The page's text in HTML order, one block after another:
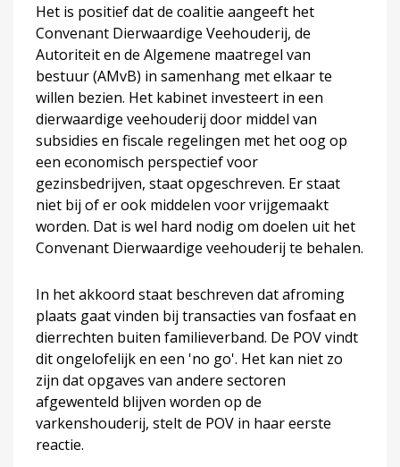
Het is positief dat de coalitie aangeeft het
Convenant Dierwaardige Veehouderij, de
Autoriteit en de Algemene maatregel van
bestuur (AMvB) in samenhang met elkaar te
willen bezien. Het kabinet investeert in een
dierwaardige veehouderij door middel van
subsidies en fiscale regelingen met het oog op
een economisch perspectief voor
gezinsbedrijven, staat opgeschreven. Er staat
niet bij of er ook middelen voor vrijgemaakt
worden. Dat is wel hard nodig om doelen uit het
Convenant Dierwaardige veehouderij te behalen.
In het akkoord staat beschreven dat afroming
plaats gaat vinden bij transacties van fosfaat en
dierrechten buiten familieverband. De POV vindt
dit ongelofelijk en een 'no go'. Het kan niet zo
zijn dat opgaves van andere sectoren
afgewenteld blijven worden op de
varkenshouderij, stelt de POV in haar eerste
reactie.